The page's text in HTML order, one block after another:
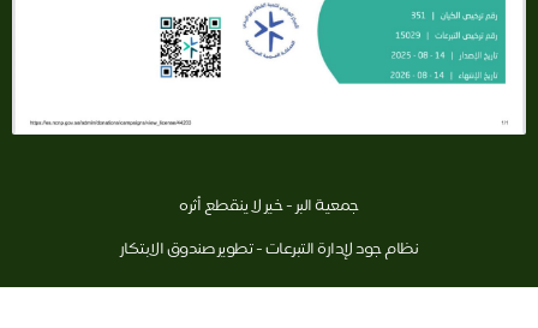
جمعية البر - خير لا ينقطع أثره
نظام جود لإدارة التبرعات - تطوير صندوق الابتكار